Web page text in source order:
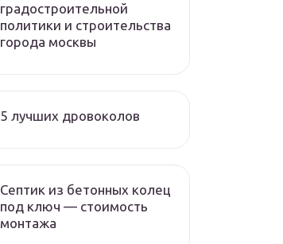
градостроительной
политики и строительства
города москвы
5 лучших дровоколов
Септик из бетонных колец
под ключ — стоимость
монтажа